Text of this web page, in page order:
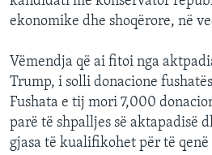
ekonomike dhe shoqërore, në
Vëmendja që ai fitoi nga
Trump, i solli donacione
Fushata e tij mori 7,000
parë të shpalljes së aktapadisë
gjasa të kualifikohet për të